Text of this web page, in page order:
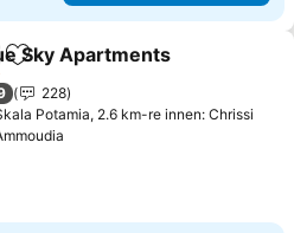
Hozzáadás a kedvencekhez
Sky Apartments
228
Potamia, 2.6 km-re innen: Chrissi